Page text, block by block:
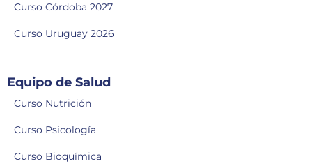
Curso Córdoba 2027
Curso Uruguay 2026
Equipo de Salud
Curso Nutrición
Curso Psicología
Curso Bioquímica